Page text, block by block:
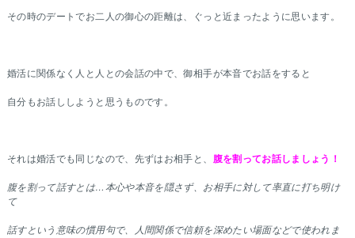
その時のデートでお二人の御心の距離は、ぐっと近まったように思います。
婚活に関係なく人と人との会話の中で、御相手が本音でお話をすると
自分もお話ししようと思うものです。
それは婚活でも同じなので、先ずはお相手と、 腹を割ってお話しましょう！
腹を割って話すとは…本心や本音を隠さず、お相手に対して率直に打ち明け
て
話すという意味の慣用句で、人間関係で信頼を深めたい場面などで使われま